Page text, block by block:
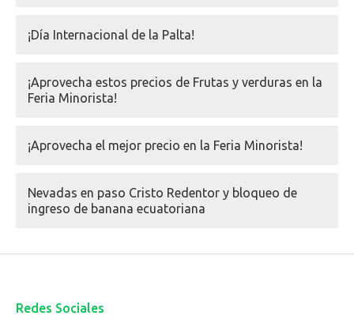
¡Día Internacional de la Palta!
¡Aprovecha estos precios de Frutas y verduras en la
Feria Minorista!
¡Aprovecha el mejor precio en la Feria Minorista!
Nevadas en paso Cristo Redentor y bloqueo de
ingreso de banana ecuatoriana
Redes Sociales